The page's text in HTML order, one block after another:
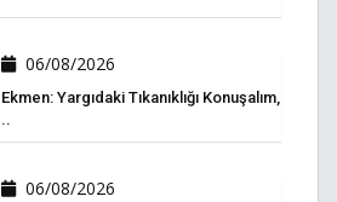
06/08/2026
Ekmen: Yargıdaki Tıkanıklığı Konuşalım,
..
06/08/2026